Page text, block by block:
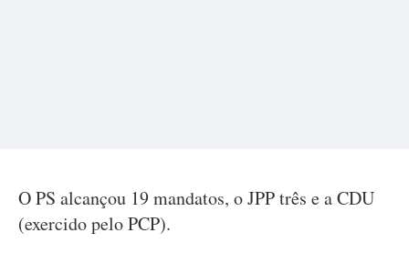
O PS alcançou 19 mandatos, o JPP três e a CDU
(exercido pelo PCP).